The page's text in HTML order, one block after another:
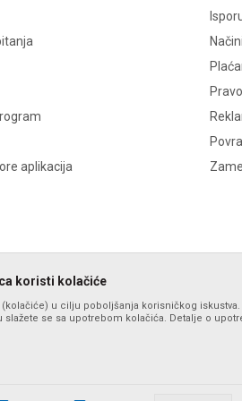
aplikacija
koristi kolačiće
u cilju poboljšanja korisničkog
slažete se sa upotrebom kolačića. Detalje o